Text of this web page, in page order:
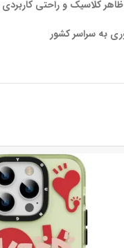
ظاهر کلاسیک و راحتی کاربردی